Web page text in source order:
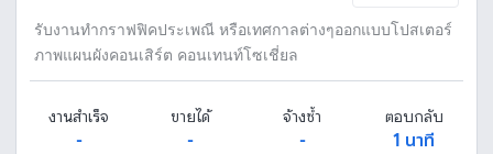
รับงานทำกราฟฟิคประเพณี หรือเทศกาลต่างๆออกแบบโปสเตอร์
ภาพแผนผังคอนเสิร์ต คอนเทนท์โซเชี่ยล
งานสำเร็จ
-
ขายได้
-
จ้างซ้ำ
-
ตอบกลับ
1 นาที